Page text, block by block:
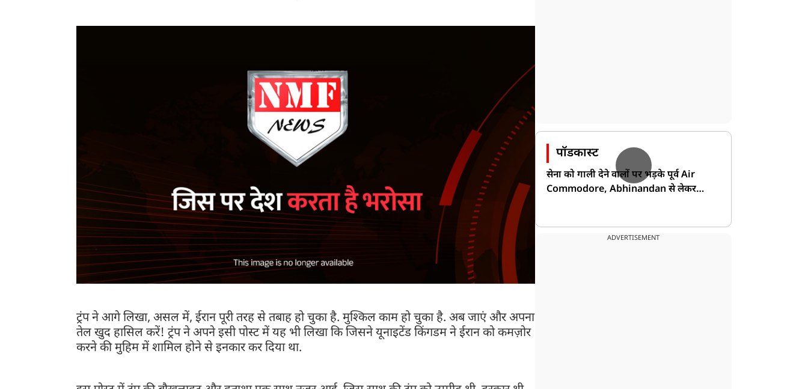
ट्रंप ने आगे लिखा, असल में, ईरान पूरी तरह से तबाह हो चुका है. मुश्किल काम हो चुका है. अब जाएं और अपना
तेल खुद हासिल करें! ट्रंप ने अपने इसी पोस्ट में यह भी लिखा कि जिसने यूनाइटेंड किंगडम ने ईरान को कमज़ोर
करने की मुहिम में शामिल होने से इनकार कर दिया था.
पॉडकास्ट
सेना को गाली देने वालों पर भड़के पूर्व Air
Commodore, Abhinandan से लेकर
ADVERTISEMENT